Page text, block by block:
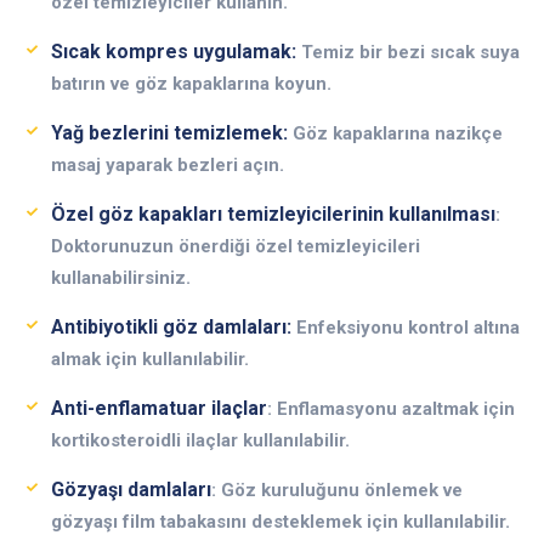
Sıcak kompres uygulamak: Temiz bir bezi sıcak suya
batırın ve göz kapaklarına koyun.
Yağ bezlerini temizlemek: Göz kapaklarına nazikçe
masaj yaparak bezleri açın.
Özel göz kapakları temizleyicilerinin kullanılması:
Doktorunuzun önerdiği özel temizleyicileri
kullanabilirsiniz.
Antibiyotikli göz damlaları: Enfeksiyonu kontrol altına
almak için kullanılabilir.
Anti-enflamatuar ilaçlar: Enflamasyonu azaltmak için
kortikosteroidli ilaçlar kullanılabilir.
Gözyaşı damlaları: Göz kuruluğunu önlemek ve
gözyaşı film tabakasını desteklemek için kullanılabilir.